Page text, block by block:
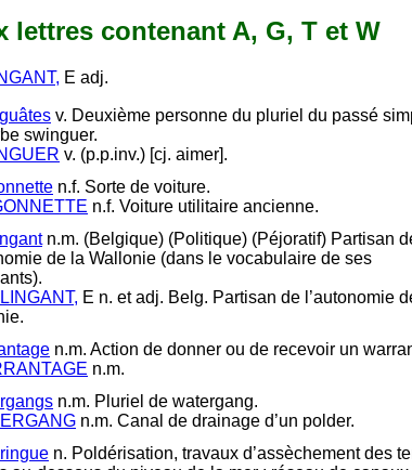
lettres contenant A, G, T et W
E adj.
v. Deuxième personne du pluriel du passé
swinguer.
v. (p.p.inv.) [cj. aimer].
n.f. Sorte de voiture.
n.f. Voiture utilitaire ancienne.
n.m. (Belgique) (Politique) (Péjoratif) Partisan
de la Wallonie (dans le vocabulaire de ses
E n. et adj. Belg. Partisan de l’autonomie
n.m. Action de donner ou de recevoir un
n.m.
n.m. Pluriel de watergang.
n.m. Canal de drainage d’un polder.
n. Poldérisation, travaux d’assèchement des